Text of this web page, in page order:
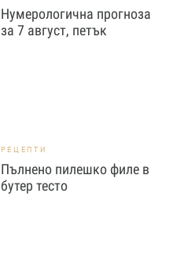
Нумерологична прогноза
за 7 август, петък
РЕЦЕПТИ
Пълнено пилешко филе в
бутер тесто